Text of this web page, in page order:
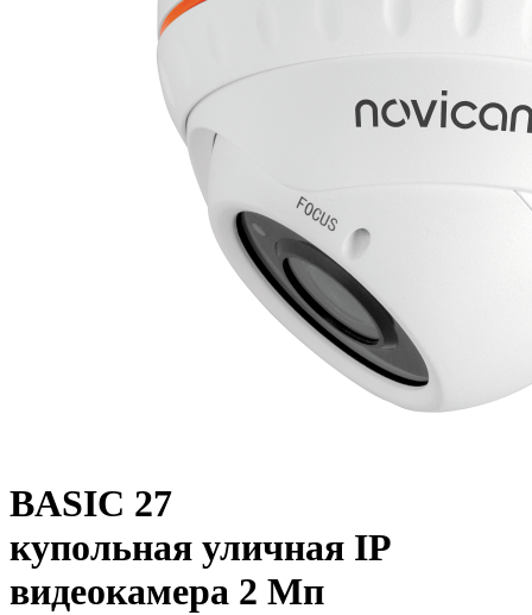
BASIC 27
купольная уличная IP
видеокамера 2 Мп